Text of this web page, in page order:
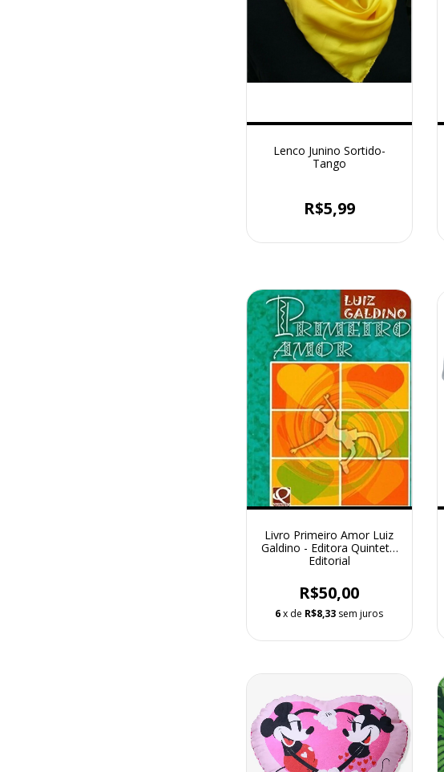
Lenco Junino Sortido-
Tango
R$5,99
Livro Primeiro Amor Luiz
Galdino - Editora Quinteto
Editorial
R$50,00
6x de R$8,33 sem juros